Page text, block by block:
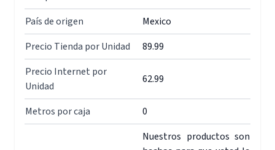
País de origen
Mexico
Precio Tienda por Unidad
89.99
Precio Internet por
Unidad
62.99
Metros por caja 0
Nuestros productos son